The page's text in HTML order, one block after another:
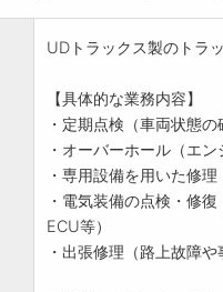
UDトラックス製のトラ
【具体的な業務内容】
・定期点検（車両状態
・オーバーホール（エ
・専用設備を用いた修
・電気装備の点検・修
ECU等）
・出張修理（路上故障